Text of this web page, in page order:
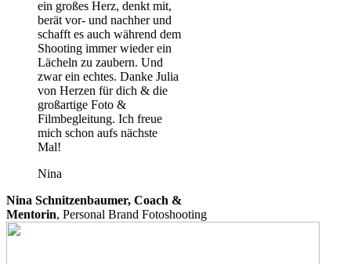
ein großes Herz, denkt mit,
berät vor- und nachher und
schafft es auch während dem
Shooting immer wieder ein
Lächeln zu zaubern. Und
zwar ein echtes. Danke Julia
von Herzen für dich & die
großartige Foto &
Filmbegleitung. Ich freue
mich schon aufs nächste
Mal!
Nina
Nina Schnitzenbaumer, Coach &
Mentorin, Personal Brand Fotoshooting